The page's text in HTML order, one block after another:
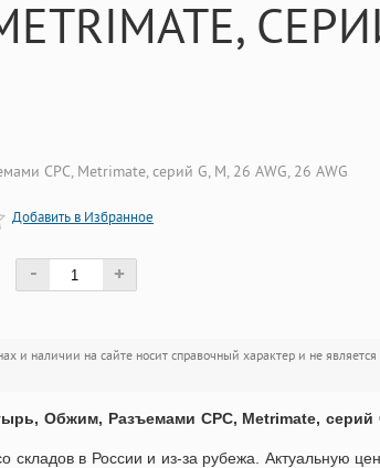
CPC, Metrimate, серий G, M, 26 AWG, 26 AWG
Добавить в Избранное
- +
и наличии на сайте носит справочный характер и не
Обжим, Разъемами CPC, Metrimate, серий
складов в России и из-за рубежа. Актуальную